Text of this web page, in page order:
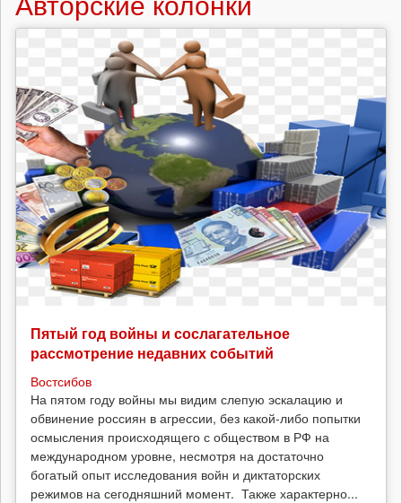
Пятый год войны и сослагательное
рассмотрение недавних событий
Востсибов
На пятом году войны мы видим слепую эскалацию и
обвинение россиян в агрессии, без какой-либо попытки
осмысления происходящего с обществом в РФ на
международном уровне, несмотря на достаточно
богатый опыт исследования войн и диктаторских
режимов на сегодняшний момент. Также характерно...